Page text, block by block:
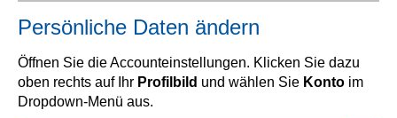
Persönliche Daten ändern
Öffnen Sie die Accounteinstellungen. Klicken Sie dazu
oben rechts auf Ihr Profilbild und wählen Sie Konto im
Dropdown-Menü aus.